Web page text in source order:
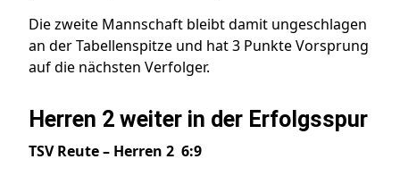
Die zweite Mannschaft bleibt damit ungeschlagen
an der Tabellenspitze und hat 3 Punkte Vorsprung
auf die nächsten Verfolger.
Herren 2 weiter in der Erfolgsspur
TSV Reute – Herren 2 6:9